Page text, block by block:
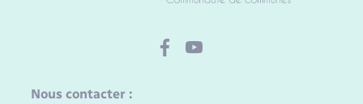
Nous contacter :